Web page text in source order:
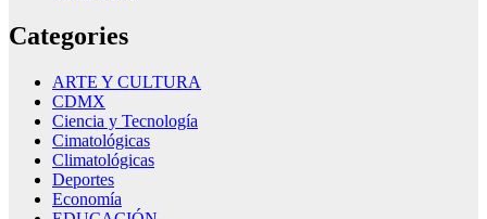
Categories
ARTE Y CULTURA
CDMX
Ciencia y Tecnología
Cimatológicas
Climatológicas
Deportes
Economía